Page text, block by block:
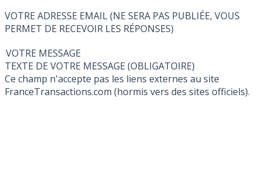
VOTRE ADRESSE EMAIL (NE SERA PAS PUBLIÉE, VOUS
PERMET DE RECEVOIR LES RÉPONSES)
VOTRE MESSAGE
TEXTE DE VOTRE MESSAGE (OBLIGATOIRE)
Ce champ n'accepte pas les liens externes au site
FranceTransactions.com (hormis vers des sites officiels).